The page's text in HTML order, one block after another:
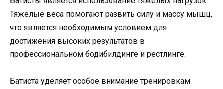
Тяжелые веса помогают развить силу и массу мышц,
что является необходимым условием для
достижения высоких результатов в
профессиональном бодибилдинге и рестлинге.
Батиста уделяет особое внимание тренировкам